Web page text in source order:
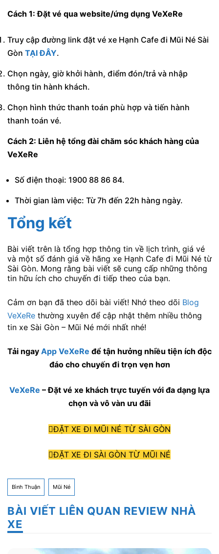
Cách 1: Đặt vé qua website/ứng dụng VeXeRe
Truy cập đường link đặt vé xe Hạnh Cafe đi Mũi Né Sài
Gòn TẠI ĐÂY.
Chọn ngày, giờ khởi hành, điểm đón/trả và nhập
thông tin hành khách.
Chọn hình thức thanh toán phù hợp và tiến hành
thanh toán vé.
Cách 2: Liên hệ tổng đài chăm sóc khách hàng của
VeXeRe
Số điện thoại: 1900 88 86 84.
Thời gian làm việc: Từ 7h đến 22h hàng ngày.
Tổng kết
Bài viết trên là tổng hợp thông tin về lịch trình, giá vé
và một số đánh giá về hãng xe Hạnh Cafe đi Mũi Né từ
Sài Gòn. Mong rằng bài viết sẽ cung cấp những thông
tin hữu ích cho chuyến đi tiếp theo của bạn.
Cảm ơn bạn đã theo dõi bài viết! Nhớ theo dõi Blog
VeXeRe thường xuyên để cập nhật thêm nhiều thông
tin xe Sài Gòn – Mũi Né mới nhất nhé!
Tải ngay App VeXeRe để tận hưởng nhiều tiện ích độc
đáo cho chuyến đi trọn vẹn hơn
VeXeRe – Đặt vé xe khách trực tuyến với đa dạng lựa
chọn và vô vàn ưu đãi
ĐẶT XE ĐI MŨI NÉ TỪ SÀI GÒN
ĐẶT XE ĐI SÀI GÒN TỪ MŨI NÉ
Bình Thuận Mũi Né
BÀI VIẾT LIÊN QUAN REVIEW NHÀ
XE